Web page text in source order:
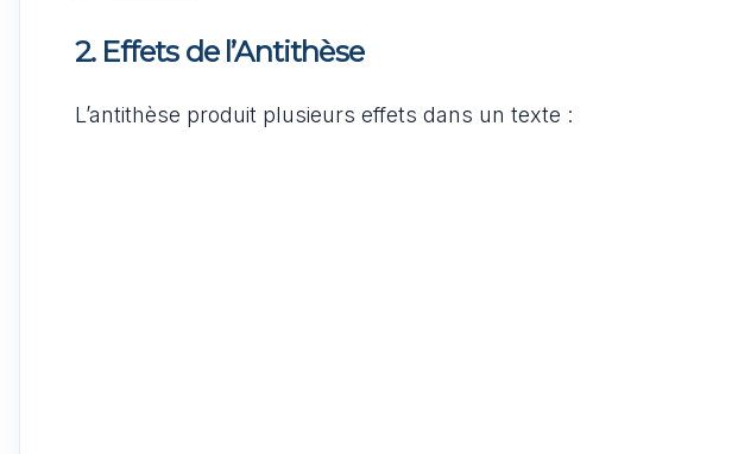
2. Effets de l’Antithèse
L’antithèse produit plusieurs effets dans un texte :